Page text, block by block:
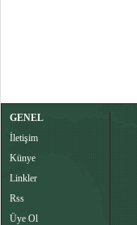
GENEL
İletişim
Künye
Linkler
Rss
Üye Ol